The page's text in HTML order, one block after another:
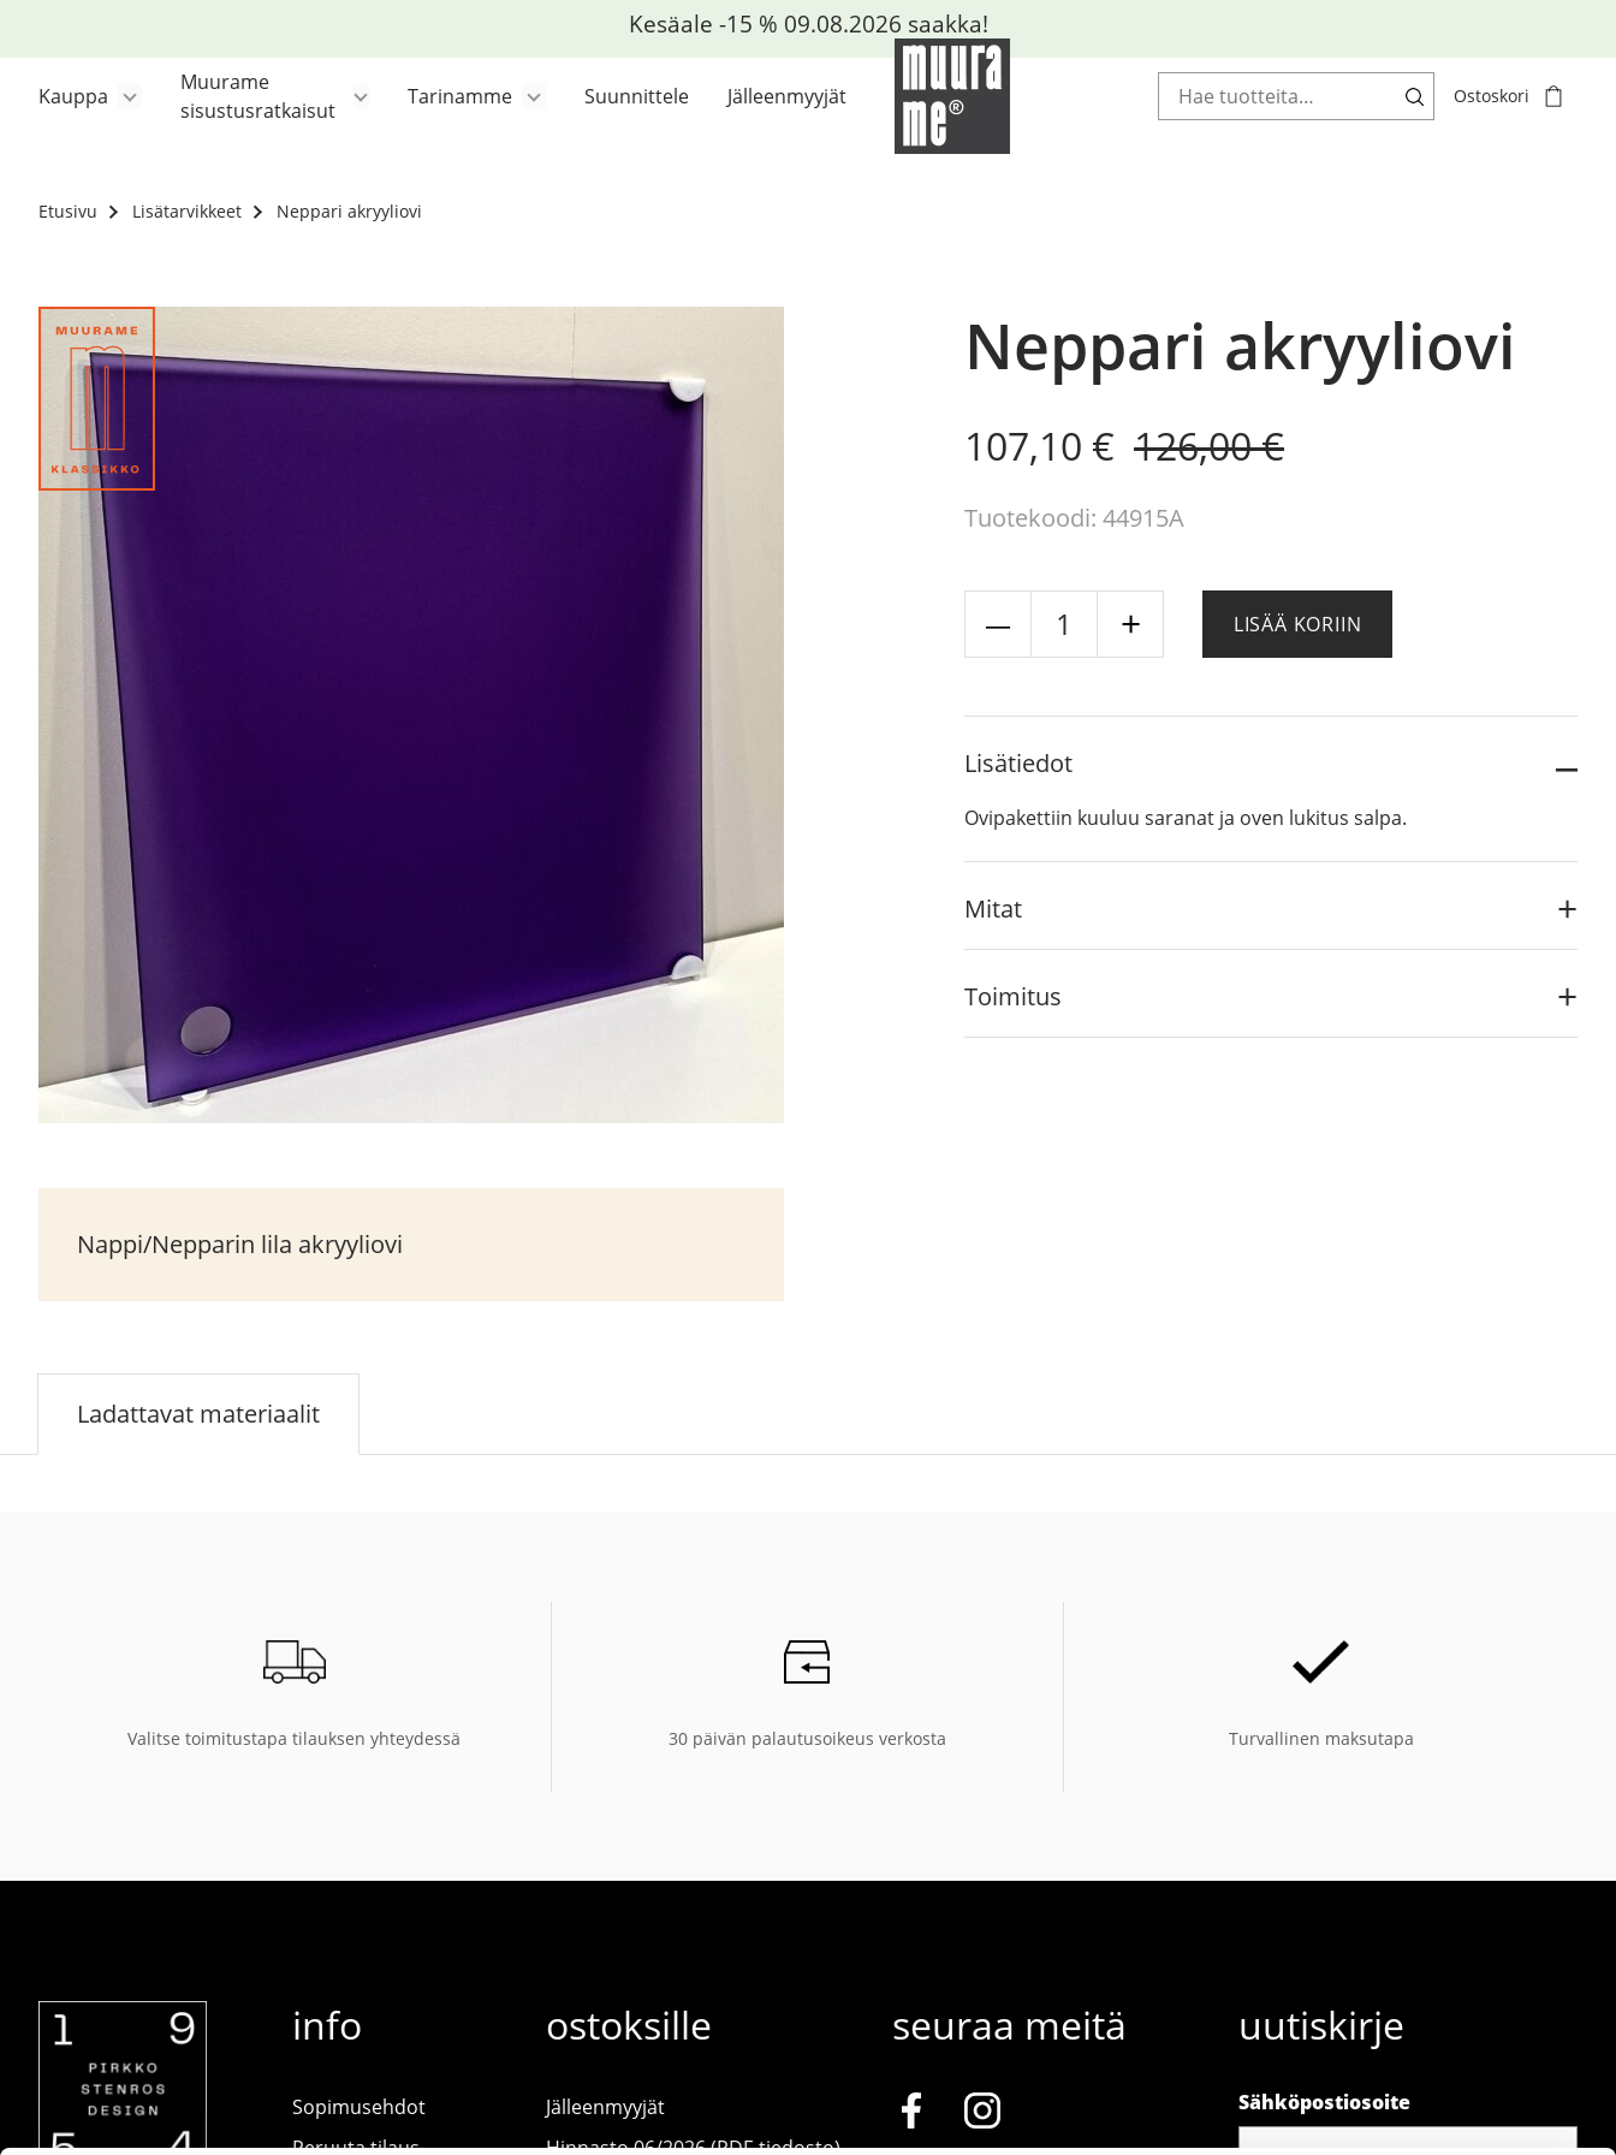
Kauppa
Muurame
sisustusratkaisut
Tarinamme Suunnittele Jälleenmyyjät Haku: Ostoskori
Etusivu Lisätarvikkeet Neppari akryyliovi
Nappi/Nepparin lila akryyliovi
Neppari akryyliovi
126,00€
Original
price
was:
126,00 €.
107,10 €
Current
price
is:
107,10 €.
Tuotekoodi: 44915A
akryyliovi
määrä
LISÄÄ KORIIN
Lisätiedot
Ovipakettiin kuuluu saranat ja oven lukitus salpa.
Mitat
Toimitus
Ladattavat materiaalit
Valitse toimitustapa tilauksen yhteydessä 30 päivän palautusoikeus verkosta Turvallinen maksutapa
info
Sopimusehdot
Peruuta tilaus
ostoksille
Jälleenmyyjät
Hinnasto 06/2026 (PDF-tiedosto)
seuraa meitä uutiskirje
Sähköpostiosoite
Kesäale -15 % 09.08.2026 saakka!